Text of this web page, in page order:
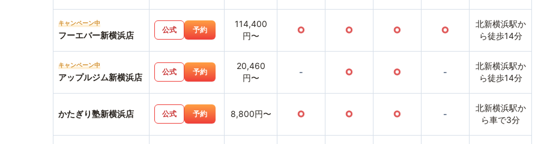
キャンペーン中
フーエバー新横浜店
公式 予約
114,400
円〜
○ ○ ○ ○
北新横浜駅か
ら徒歩14分
キャンペーン中
アップルジム新横浜店
公式 予約
20,460
円〜
- ○ ○ -
北新横浜駅か
ら徒歩14分
かたぎり塾新横浜店 公式 予約 8,800円〜 ○ ○ ○ -
北新横浜駅か
ら車で3分